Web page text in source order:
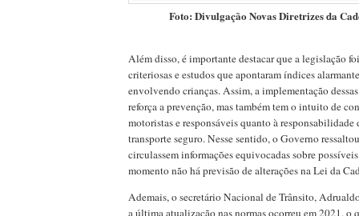
Foto: Divulgação Novas Diretrizes da
Além disso, é importante destacar que a legislação
criteriosas e estudos que apontaram índices
envolvendo crianças. Assim, a implementação
reforça a prevenção, mas também tem o intuito de
motoristas e responsáveis quanto à responsabilidade
transporte seguro. Nesse sentido, o Governo
circulassem informações equivocadas sobre
momento não há previsão de alterações na Lei da
Ademais, o secretário Nacional de Trânsito,
a última atualização nas normas ocorreu em 2021, o